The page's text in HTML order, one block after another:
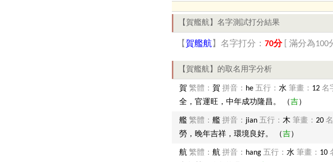
【賀艦航】名字測試打分結果
【 賀艦航】名字打分： 70分[ 滿分為100
【賀艦航】的取名用字分析
賀 繁體： 賀 拼音： he 五行： 水 筆畫： 12 名
全，官運旺，中年成功隆昌。 （吉）
艦 繁體： 艦 拼音： jian 五行： 木 筆畫： 20
勞，晚年吉祥，環境良好。 （吉）
航 繁體： 航 拼音： hang 五行： 水 筆畫： 10